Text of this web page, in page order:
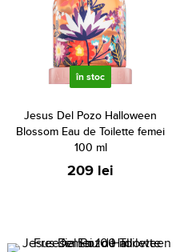
în stoc
Jesus Del Pozo Halloween
Blossom Eau de Toilette femei
100 ml
209 lei